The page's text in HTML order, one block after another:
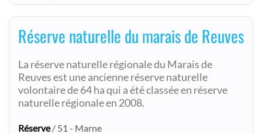
Réserve naturelle du marais de Reuves
La réserve naturelle régionale du Marais de
Reuves est une ancienne réserve naturelle
volontaire de 64 ha qui a été classée en réserve
naturelle régionale en 2008.
Réserve/ 51 - Marne